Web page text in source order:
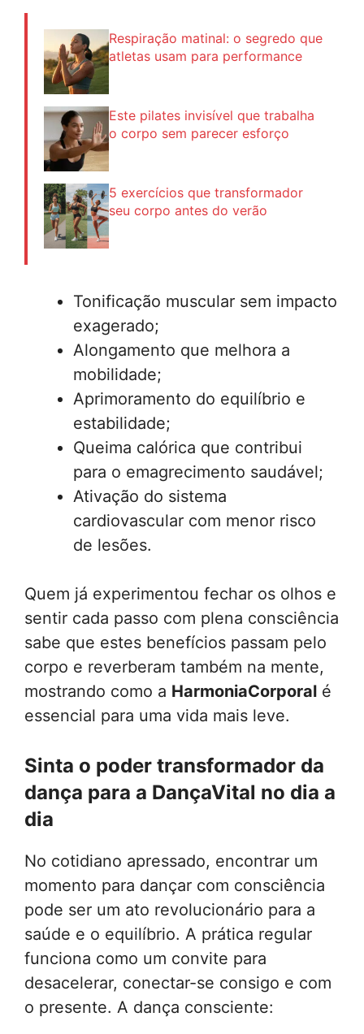
Respiração matinal: o segredo que
atletas usam para performance
Este pilates invisível que trabalha
o corpo sem parecer esforço
5 exercícios que transformador
seu corpo antes do verão
Tonificação muscular sem impacto
exagerado;
Alongamento que melhora a
mobilidade;
Aprimoramento do equilíbrio e
estabilidade;
Queima calórica que contribui
para o emagrecimento saudável;
Ativação do sistema
cardiovascular com menor risco
de lesões.
Quem já experimentou fechar os olhos e
sentir cada passo com plena consciência
sabe que estes benefícios passam pelo
corpo e reverberam também na mente,
mostrando como a HarmoniaCorporal é
essencial para uma vida mais leve.
Sinta o poder transformador da
dança para a DançaVital no dia a
dia
No cotidiano apressado, encontrar um
momento para dançar com consciência
pode ser um ato revolucionário para a
saúde e o equilíbrio. A prática regular
funciona como um convite para
desacelerar, conectar-se consigo e com
o presente. A dança consciente: